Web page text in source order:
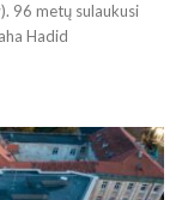
96 metų sulaukusi
Hadid